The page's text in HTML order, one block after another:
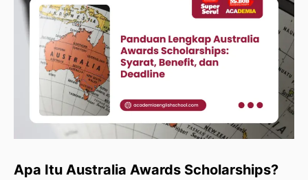
Tips Lolos Seleksi: Cara Menjawab Supporting
Statement
Penutup
Apa Itu Australia Awards Scholarships?